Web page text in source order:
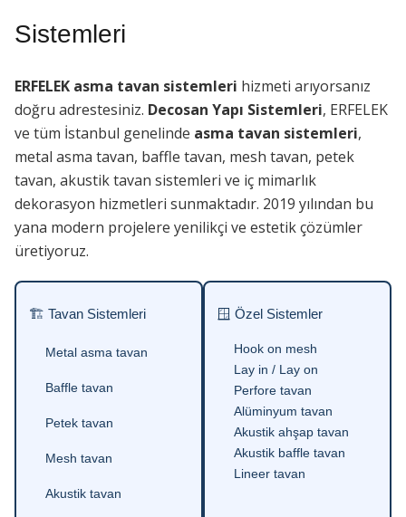
Sistemleri
ERFELEK asma tavan sistemleri hizmeti arıyorsanız
doğru adrestesiniz. Decosan Yapı Sistemleri, ERFELEK
ve tüm İstanbul genelinde asma tavan sistemleri,
metal asma tavan, baffle tavan, mesh tavan, petek
tavan, akustik tavan sistemleri ve iç mimarlık
dekorasyon hizmetleri sunmaktadır. 2019 yılından bu
yana modern projelere yenilikçi ve estetik çözümler
üretiyoruz.
🏗 Tavan Sistemleri
Metal asma tavan
Baffle tavan
Petek tavan
Mesh tavan
Akustik tavan
🪟 Özel Sistemler
Hook on mesh
Lay in / Lay on
Perfore tavan
Alüminyum tavan
Akustik ahşap tavan
Akustik baffle tavan
Lineer tavan